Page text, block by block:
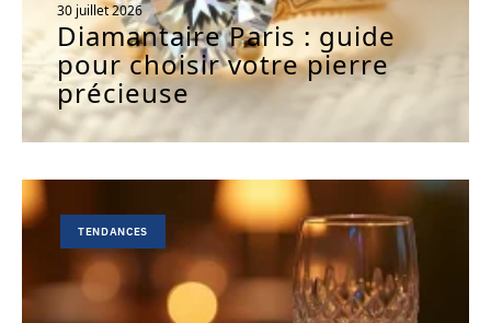
30 juillet 2026
Diamantaire Paris : guide
pour choisir votre pierre
précieuse
TENDANCES